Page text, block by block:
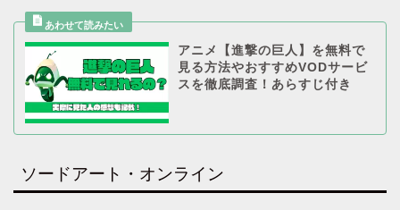
アニメ【進撃の巨人】を無料で
見る方法やおすすめVODサービ
スを徹底調査！あらすじ付き
ソードアート・オンライン